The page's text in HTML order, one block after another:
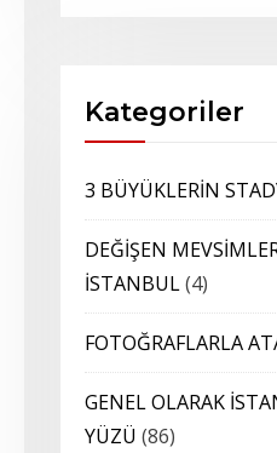
Kategoriler
3 BÜYÜKLERİN
DEĞİŞEN
İSTANBUL(4)
FOTOĞRAFLARLA
GENEL OLARAK
YÜZÜ (86)